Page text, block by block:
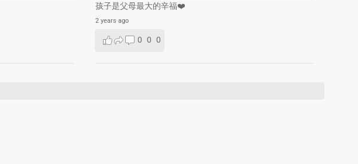
孩子是父母最大的辛福❤️
2 years ago
0 0 0